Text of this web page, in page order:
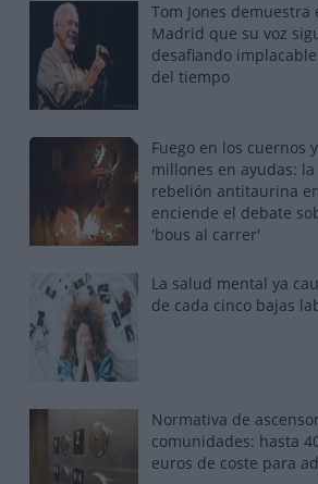
Tom Jones demuestra
Madrid que su voz
desafiando
del tiempo
Fuego en los cuernos y
millones en ayudas: la
rebelión antitaurina
enciende el debate
'bous al carrer'
La salud mental ya
de cada cinco bajas
Normativa de
comunidades: hasta
euros de coste para